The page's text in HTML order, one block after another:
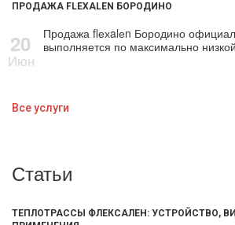
ПРОДАЖА FLEXALEN БОРОДИНО
20
Июн
Продажа flехalеn Бородино
выполняется по максимально
Все услуги
Статьи
ТЕПЛОТРАССЫ ФЛЕКСАЛЕН: УСТРОЙСТВО,